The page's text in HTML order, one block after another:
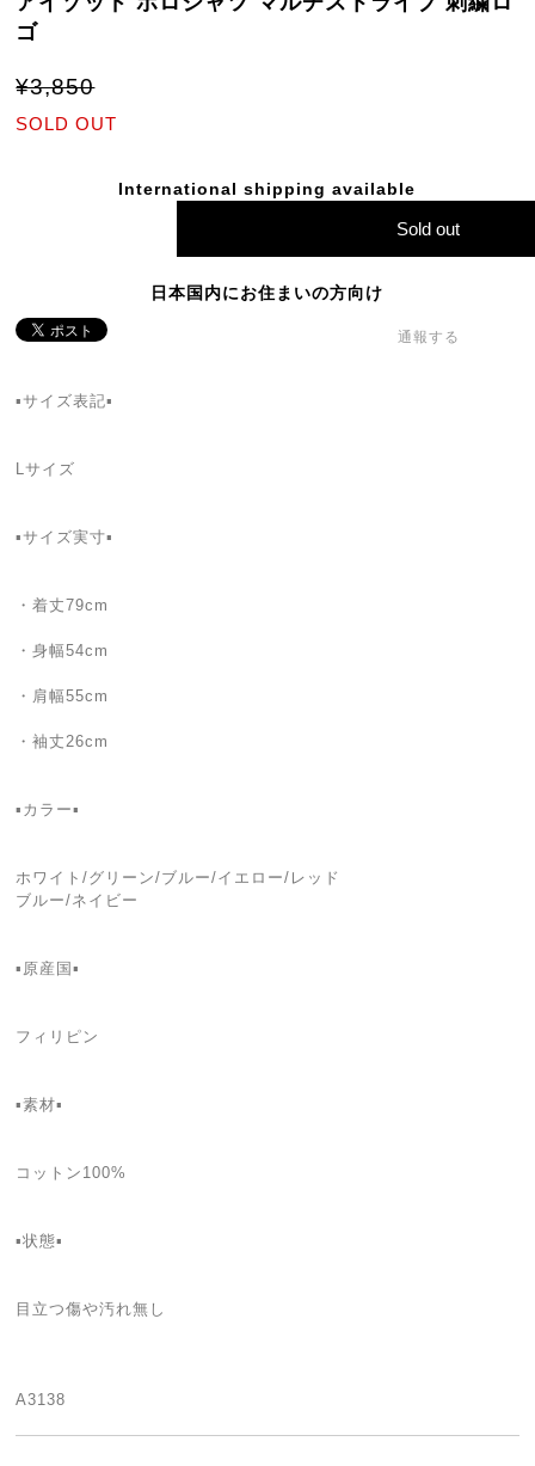
ゴ
¥3,850
SOLD OUT
International shipping available
Sold out
日本国内にお住まいの方向け
通報する
▪️サイズ表記▪️
Lサイズ
▪️サイズ実寸▪️
・着丈79cm
・身幅54cm
・肩幅55cm
・袖丈26cm
▪️カラー▪️
ホワイト/グリーン/ブルー/イエロー/レッド
ブルー/ネイビー
▪️原産国▪️
フィリピン
▪️素材▪️
コットン100%
▪️状態▪️
目立つ傷や汚れ無し
A3138